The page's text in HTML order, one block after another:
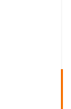
醫學術語，